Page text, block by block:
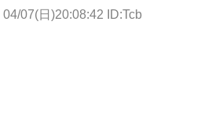
07(日)20:08:42 ID:Tcb